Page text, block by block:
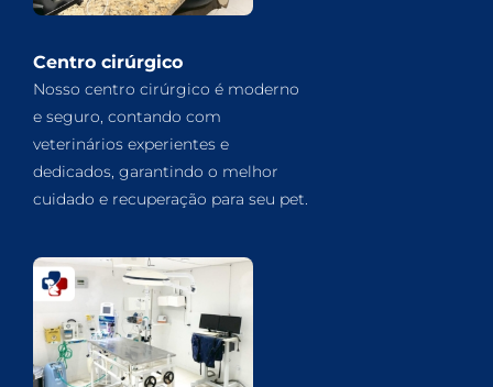
Centro cirúrgico
Nosso centro cirúrgico é moderno
e seguro, contando com
veterinários experientes e
dedicados, garantindo o melhor
cuidado e recuperação para seu pet.